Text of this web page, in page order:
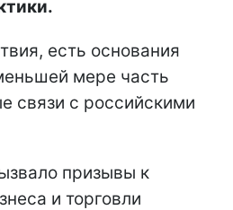
есть основания
мере часть
связи с российскими
призывы к
и торговли